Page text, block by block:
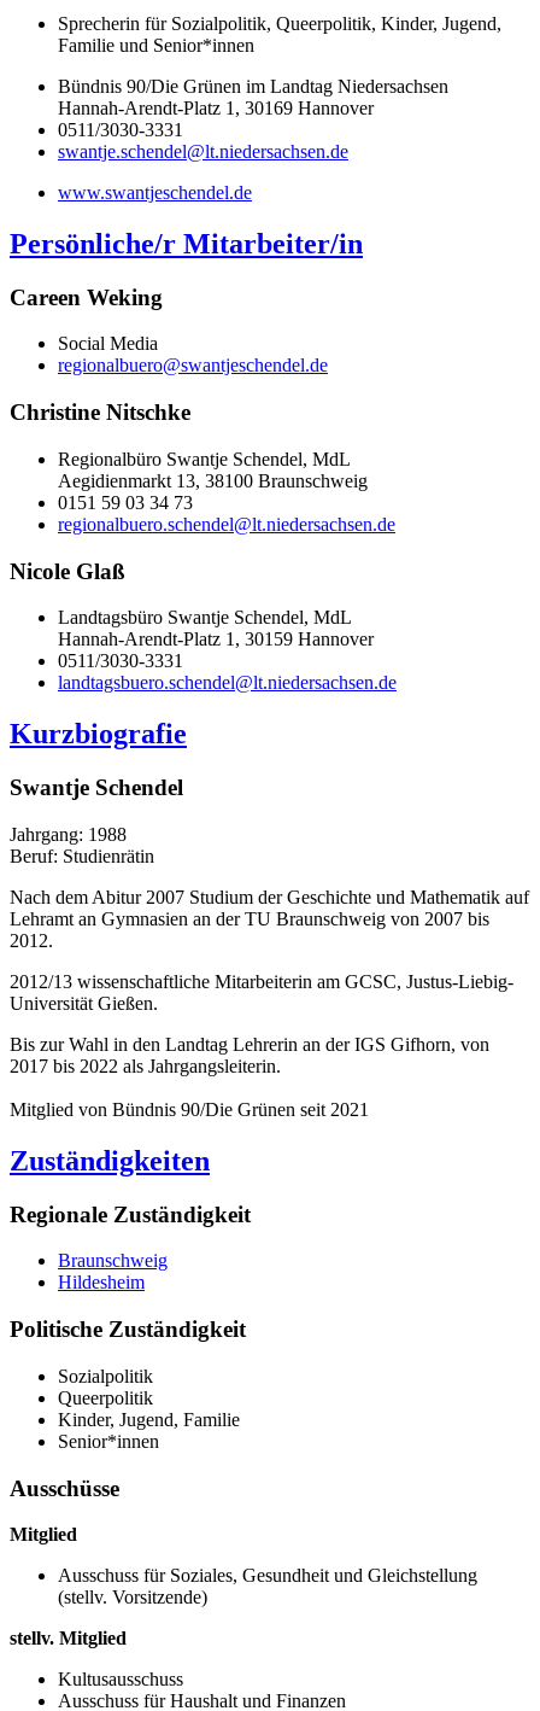
Sprecherin für Sozialpolitik, Queerpolitik, Kinder, Jugend,
Familie und Senior*innen
Bündnis 90/Die Grünen im Landtag Niedersachsen
Hannah-Arendt-Platz 1, 30169 Hannover
0511/3030-3331
swantje.schendel@lt.niedersachsen.de
www.swantjeschendel.de
Persönliche/r Mitarbeiter/in
Careen Weking
Social Media
regionalbuero@swantjeschendel.de
Christine Nitschke
Regionalbüro Swantje Schendel, MdL
Aegidienmarkt 13, 38100 Braunschweig
0151 59 03 34 73
regionalbuero.schendel@lt.niedersachsen.de
Nicole Glaß
Landtagsbüro Swantje Schendel, MdL
Hannah-Arendt-Platz 1, 30159 Hannover
0511/3030-3331
landtagsbuero.schendel@lt.niedersachsen.de
Kurzbiografie
Swantje Schendel
Jahrgang: 1988
Beruf: Studienrätin
Nach dem Abitur 2007 Studium der Geschichte und Mathematik auf
Lehramt an Gymnasien an der TU Braunschweig von 2007 bis
2012.
2012/13 wissenschaftliche Mitarbeiterin am GCSC, Justus-Liebig-
Universität Gießen.
Bis zur Wahl in den Landtag Lehrerin an der IGS Gifhorn, von
2017 bis 2022 als Jahrgangsleiterin.
Mitglied von Bündnis 90/Die Grünen seit 2021
Zuständigkeiten
Regionale Zuständigkeit
Braunschweig
Hildesheim
Politische Zuständigkeit
Sozialpolitik
Queerpolitik
Kinder, Jugend, Familie
Senior*innen
Ausschüsse
Mitglied
Ausschuss für Soziales, Gesundheit und Gleichstellung
(stellv. Vorsitzende)
stellv. Mitglied
Kultusausschuss
Ausschuss für Haushalt und Finanzen